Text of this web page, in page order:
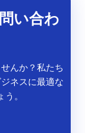
い合わ
んか？私たち
ネスに最適な
。